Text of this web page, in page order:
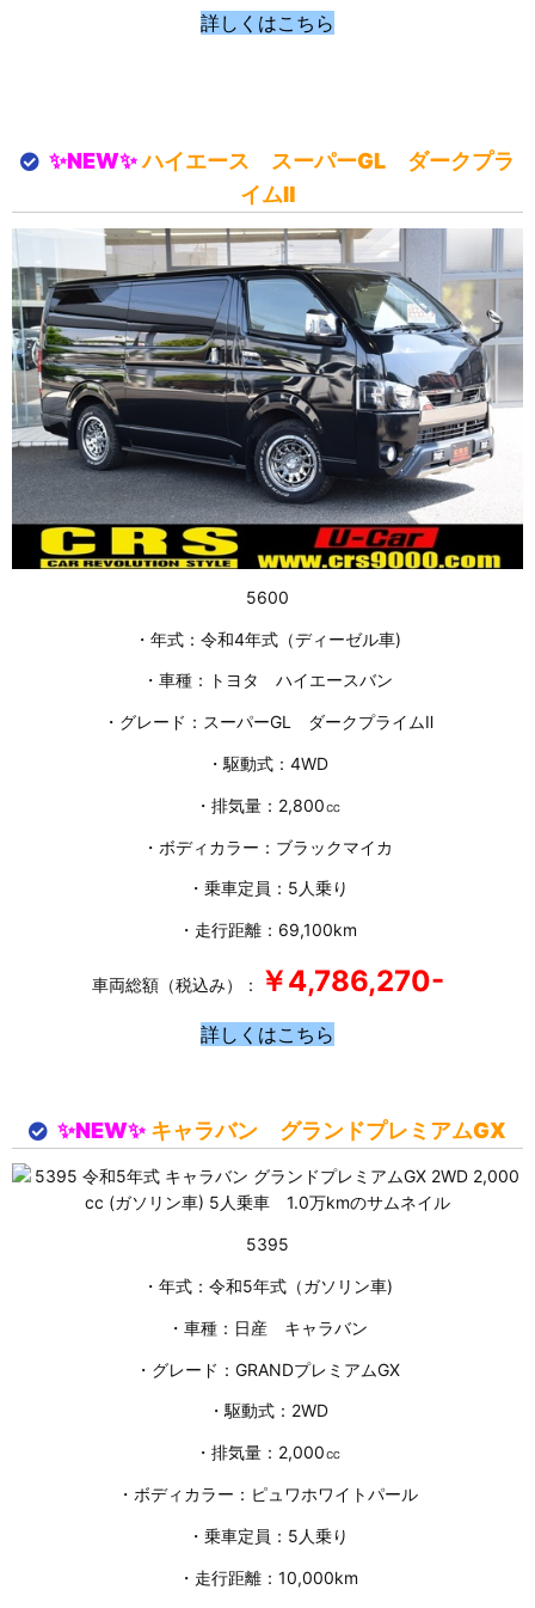
詳しくはこちら
✨NEW✨ハイエース スーパーGL ダークプラ
イムⅡ
5600
・年式：令和4年式（ディーゼル車)
・車種：トヨタ ハイエースバン
・グレード：スーパーGL ダークプライムⅡ
・駆動式：4WD
・排気量：2,800㏄
・ボディカラー：ブラックマイカ
・乗車定員：5人乗り
・走行距離：69,100km
車両総額（税込み）： ￥4,786,270-
詳しくはこちら
✨NEW✨キャラバン グランドプレミアムGX
5395
・年式：令和5年式（ガソリン車)
・車種：日産 キャラバン
・グレード：GRANDプレミアムGX
・駆動式：2WD
・排気量：2,000㏄
・ボディカラー：ピュワホワイトパール
・乗車定員：5人乗り
・走行距離：10,000km